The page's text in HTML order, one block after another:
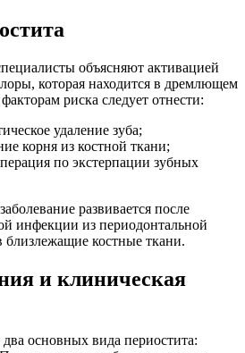
объясняют активацией
которая находится в дремлющем
риска следует отнести:
удаление зуба;
корня из костной ткани;
по экстерпации зубных
развивается после
инфекции из периодонтальной
костные ткани.
и клиническая
основных вида периостита: